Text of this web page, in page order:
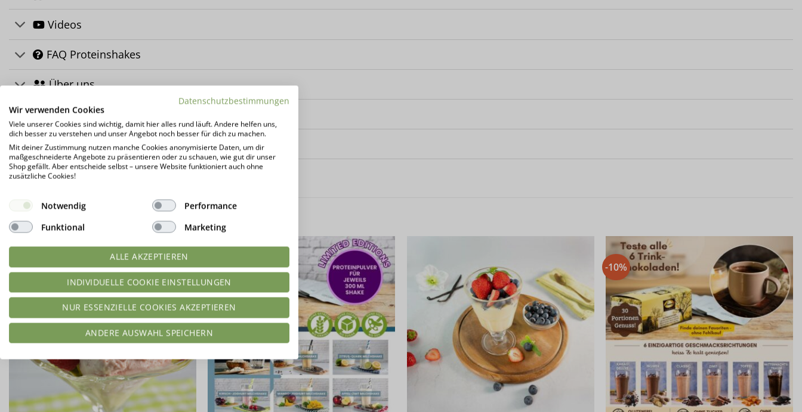
Videos
FAQ Proteinshakes
Über uns
Herstellerinformation
Kundenrezensionen (0)
*Mehr Info's
DAS KÖNNTE DIR AUCH GEFALLEN …
-10%
Limited Edition!
-10%
Datenschutzbestimmungen
Wir verwenden Cookies
Viele unserer Cookies sind wichtig, damit hier alles rund läuft. Andere helfen uns,
dich besser zu verstehen und unser Angebot noch besser für dich zu machen.
Mit deiner Zustimmung nutzen manche Cookies anonymisierte Daten, um dir
maßgeschneiderte Angebote zu präsentieren oder zu schauen, wie gut dir unser
Shop gefällt. Aber entscheide selbst – unsere Website funktioniert auch ohne
zusätzliche Cookies!
Notwendig
Performance
Funktional
Marketing
ALLE AKZEPTIEREN
INDIVIDUELLE COOKIE EINSTELLUNGEN
NUR ESSENZIELLE COOKIES AKZEPTIEREN
ANDERE AUSWAHL SPEICHERN